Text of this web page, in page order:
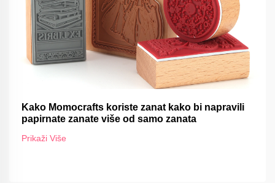
Kako Momocrafts koriste zanat kako bi napravili
papirnate zanate više od samo zanata
Prikaži Više